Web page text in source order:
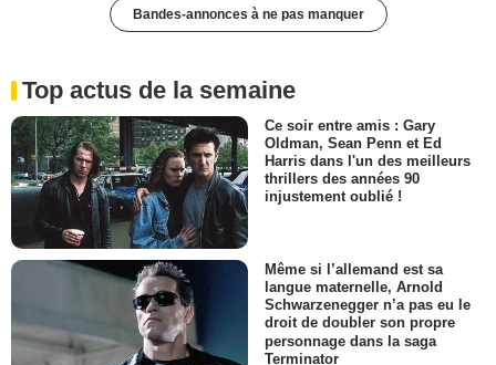
Bandes-annonces à ne pas manquer
Top actus de la semaine
Ce soir entre amis : Gary
Oldman, Sean Penn et Ed
Harris dans l'un des meilleurs
thrillers des années 90
injustement oublié !
Même si l’allemand est sa
langue maternelle, Arnold
Schwarzenegger n’a pas eu le
droit de doubler son propre
personnage dans la saga
Terminator